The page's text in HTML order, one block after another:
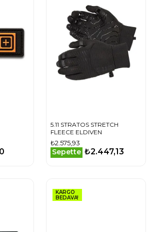
5.11 STRATOS STRETCH
FLEECE ELDIVEN
₺2.575,93
Sepette ₺2.447,13
KARGO
BEDAVA!